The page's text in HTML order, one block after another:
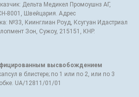
Дельта Медикел Промоушнз АГ,
8001, Швейцария. Адрес
№33, Киинглиан Роуд, Ксугуан Идастриал
Зон, Сужоу, 215151, КНР.
высвобождением
в блистере; по 1 или по 2, или по 3
UA/12811/01/01